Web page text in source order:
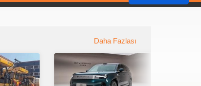
Daha Fazlası